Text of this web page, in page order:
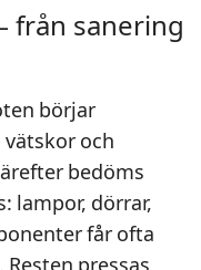
från sanering
börjar
och
bedöms
lampor, dörrar,
får ofta
pressas